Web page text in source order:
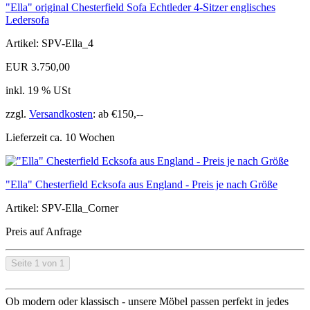
"Ella" original Chesterfield Sofa Echtleder 4-Sitzer englisches
Ledersofa
Artikel: SPV-Ella_4
EUR 3.750,00
inkl. 19 % USt
zzgl. Versandkosten: ab €150,--
Lieferzeit ca. 10 Wochen
"Ella" Chesterfield Ecksofa aus England - Preis je nach Größe
Artikel: SPV-Ella_Corner
Preis auf Anfrage
Seite 1 von 1
Ob modern oder klassisch - unsere Möbel passen perfekt in jedes